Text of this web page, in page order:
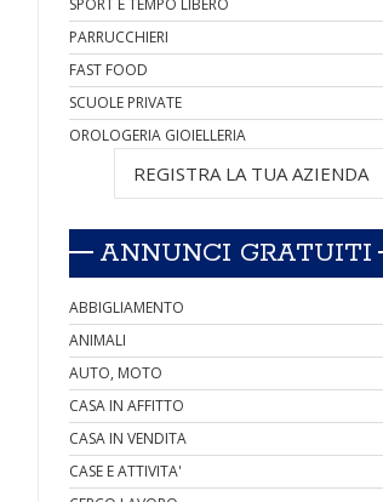
SPORT E TEMPO LIBERO
PARRUCCHIERI
FAST FOOD
SCUOLE PRIVATE
OROLOGERIA GIOIELLERIA
REGISTRA LA TUA AZIENDA
ANNUNCI GRATUITI
ABBIGLIAMENTO
ANIMALI
AUTO, MOTO
CASA IN AFFITTO
CASA IN VENDITA
CASE E ATTIVITA'